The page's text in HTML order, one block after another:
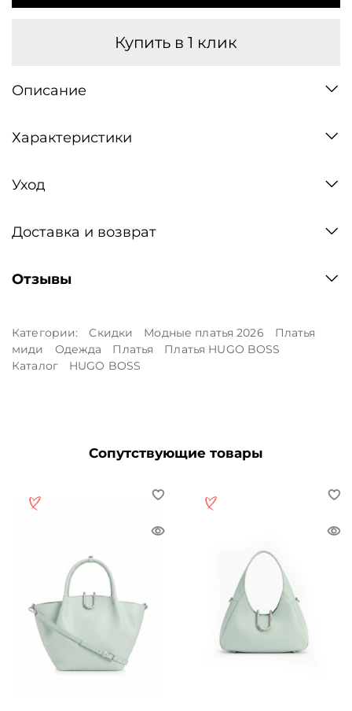
Купить в 1 клик
Описание
Характеристики
Уход
Доставка и возврат
Отзывы
Категории: Скидки Модные платья 2026
Платья
миди
Одежда Платья
Платья HUGO BOSS
Каталог
HUGO BOSS
Сопутствующие товары